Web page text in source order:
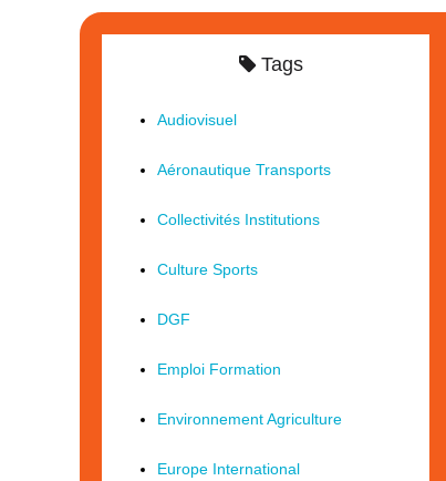
Tags
Audiovisuel
Aéronautique Transports
Collectivités Institutions
Culture Sports
DGF
Emploi Formation
Environnement Agriculture
Europe International